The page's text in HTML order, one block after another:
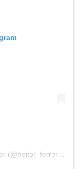
Um post compartilhado por Heitor Férrer (@heitor_ferrer77)